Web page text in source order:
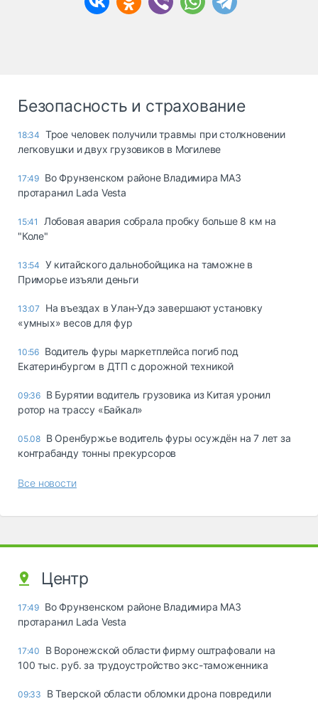
Безопасность и страхование
18:34 Трое человек получили травмы при столкновении
легковушки и двух грузовиков в Могилеве
17:49 Во Фрунзенском районе Владимира МАЗ
протаранил Lada Vesta
15:41
Лобовая авария собрала пробку больше 8 км на
"Коле"
13:54 У китайского дальнобойщика на таможне в
Приморье изъяли деньги
13:07
Ha въeздax в Улaн-Удэ зaвepшaют ycтaнoвкy
«yмныx» вecoв для фyp
10:56 Водитель фуры маркетплейса погиб под
Екатеринбургом в ДТП с дорожной техникой
09:36 В Бурятии водитель грузовика из Китая уронил
ротор на трассу «Байкал»
05.08 В Оренбуржье водитель фуры осуждён на 7 лет за
контрабанду тонны прекурсоров
Все новости
Центр
17:49 Во Фрунзенском районе Владимира МАЗ
протаранил Lada Vesta
17:40
В Воронежской области фирму оштрафовали на
100 тыс. руб. за трудоустройство экс-таможенника
09:33
В Тверской области обломки дрона повредили